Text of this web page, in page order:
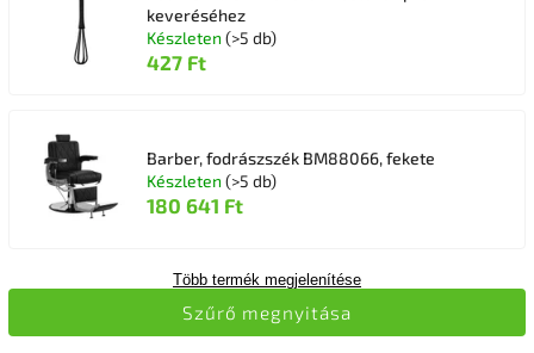
keveréséhez
Készleten (>5 db)
427 Ft
Barber, fodrászszék BM88066, fekete
Készleten (>5 db)
180 641 Ft
Több termék megjelenítése
Szűrő megnyitása